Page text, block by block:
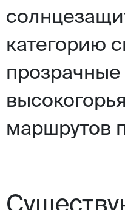
категорию
маршрутов